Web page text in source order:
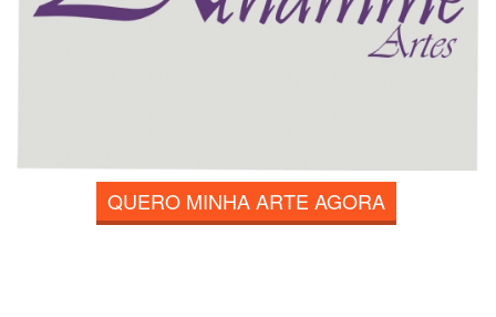
QUERO MINHA ARTE AGORA